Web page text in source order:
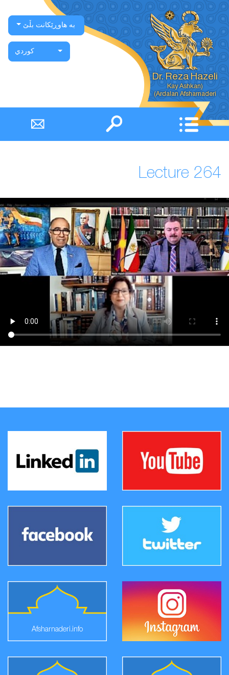
Dr. Reza Hazeli
Ardalan Afsharnaderi)
بە هاوڕێکانت بڵێ
كوردي
Lecture 264
Afsharnaderi.info